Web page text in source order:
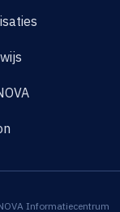
Informatiecentrum